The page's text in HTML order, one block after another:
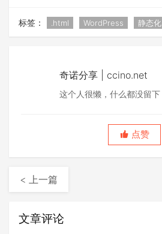
标签： .html WordPress 静态化
奇诺分享 | ccino.net
这个人很懒，什么都没留下
点赞
< 上一篇
文章评论